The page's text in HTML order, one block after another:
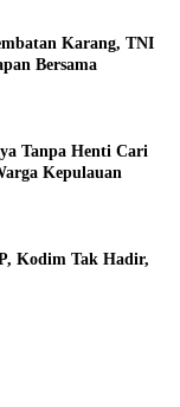
Karang, TNI
Bersama
Tanpa Henti Cari
Kepulauan
Kodim Tak Hadir,